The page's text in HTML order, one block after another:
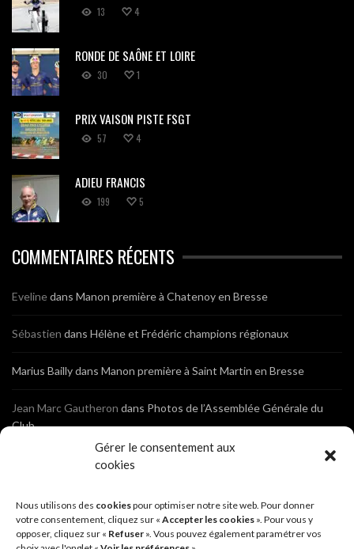
Gérer le consentement aux
cookies
Nous utilisons des cookiespour optimiser notre site web. Pour donner
votre consentement, cliquez sur « Accepter les cookies ». Pour vous y
opposer, cliquez sur « Refuser ». Vous pouvez également paramétrer vos
13 4
RONDE DE SAÔNE ET LOIRE
30 1
PRIX VAISON PISTE FSGT
57 4
ADIEU FRANCIS
199 5
COMMENTAIRES RÉCENTS
Evelinedans Manon première à Chatenoy en Bresse
Sébastien dans Hélène et Frédéric champions régionaux
Marius Baillydans Manon première à Saint Martin en Bresse
Jean Marc Gautheron dans Photos de l’Assemblée Générale du
Club
Photos de l’Assemblée Générale du Club
Sébastien dans Cyclocross de Brochon (21)
Breniauxdans Cyclocross de Brochon (21)